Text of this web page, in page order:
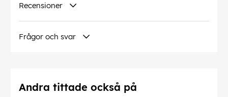
Recensioner
Frågor och svar
Andra tittade också på